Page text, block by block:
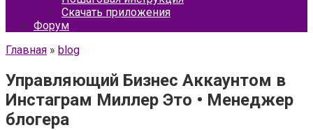
Скачать приложения
Форум
Главная » blog
Управляющий Бизнес Аккаунтом в
Инстаграм Миллер Это • Менеджер
блогера